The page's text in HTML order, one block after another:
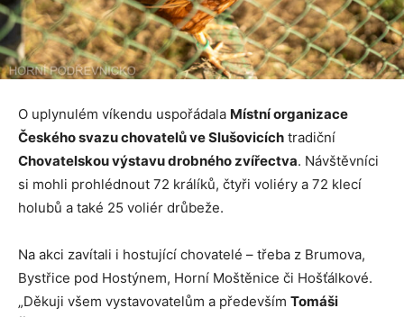
O uplynulém víkendu uspořádala Místní organizace
Českého svazu chovatelů ve Slušovicích tradiční
Chovatelskou výstavu drobného zvířectva. Návštěvníci
si mohli prohlédnout 72 králíků, čtyři voliéry a 72 klecí
holubů a také 25 voliér drůbeže.
Na akci zavítali i hostující chovatelé – třeba z Brumova,
Bystřice pod Hostýnem, Horní Moštěnice či Hošťálkové.
„Děkuji všem vystavovatelům a především Tomáši